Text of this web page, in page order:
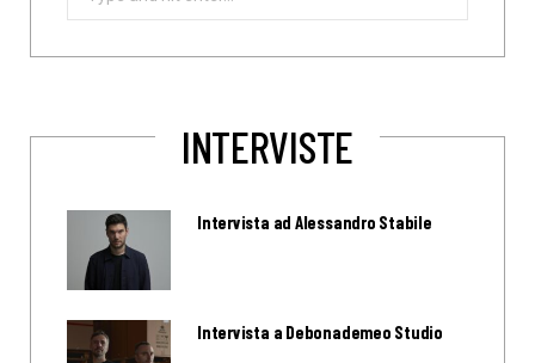
INTERVISTE
Intervista ad Alessandro Stabile
Intervista a Debonademeo Studio